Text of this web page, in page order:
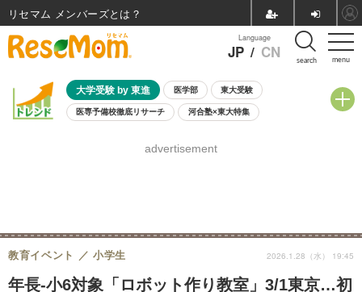
menu
Language
JP / CN search
大学受験 by 東進 医学部 東大受験
医専予備校徹底リサーチ 河合塾×東大特集
8月開催学校説明会・相談会
advertisement
年長-小6対象「ロボット作り教室」3/1東京…初
教育イベント 小学生 2026.1.28（水） 19:45
リセマム メンバーズ